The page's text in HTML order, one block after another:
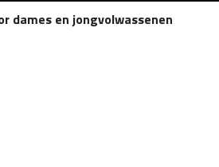
dames en jongvolwassenen